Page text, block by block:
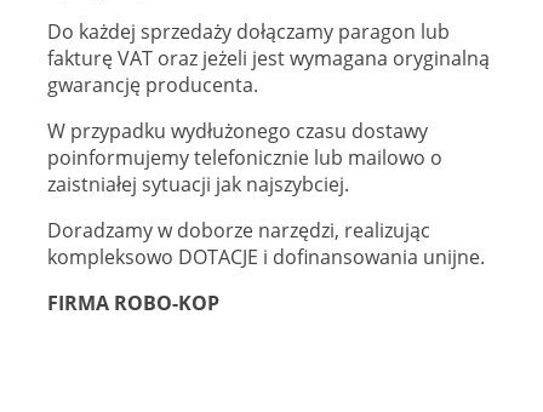
Do każdej sprzedaży dołączamy paragon lub
fakturę VAT oraz jeżeli jest wymagana oryginalną
gwarancję producenta.
W przypadku wydłużonego czasu dostawy
poinformujemy telefonicznie lub mailowo o
zaistniałej sytuacji jak najszybciej.
Doradzamy w doborze narzędzi, realizując
kompleksowo DOTACJE i dofinansowania unijne.
FIRMA ROBO-KOP